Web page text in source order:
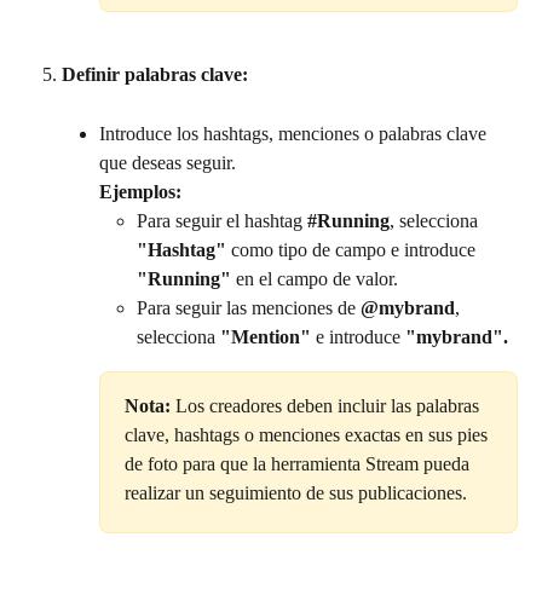
Definir palabras clave:
Introduce los hashtags, menciones o palabras clave
que deseas seguir.
Ejemplos:
Para seguir el hashtag #Running, selecciona
"Hashtag" como tipo de campo e introduce
"Running" en el campo de valor.
Para seguir las menciones de @mybrand,
selecciona "Mention" e introduce "mybrand".
Nota: Los creadores deben incluir las palabras
clave, hashtags o menciones exactas en sus pies
de foto para que la herramienta Stream pueda
realizar un seguimiento de sus publicaciones.